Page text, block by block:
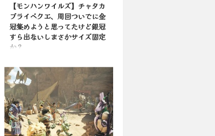
【モンハンワイルズ】チャタカ
ブライベクエ、周回ついでに金
冠集めようと思ってたけど銀冠
すら出ないしまさかサイズ固定
か？